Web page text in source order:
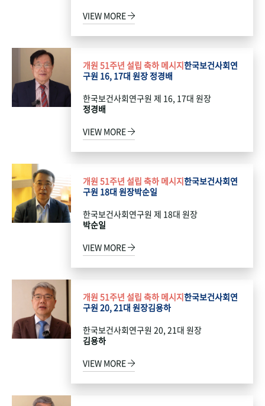
VIEW MORE
개원 51주년 설립 축하 메시지한국보건사회연
구원 16, 17대 원장 정경배
한국보건사회연구원 제 16, 17대 원장
정경배
VIEW MORE
개원 51주년 설립 축하 메시지한국보건사회연
구원 18대 원장박순일
한국보건사회연구원 제 18대 원장
박순일
VIEW MORE
개원 51주년 설립 축하 메시지한국보건사회연
구원 20, 21대 원장김용하
한국보건사회연구원 20, 21대 원장
김용하
VIEW MORE